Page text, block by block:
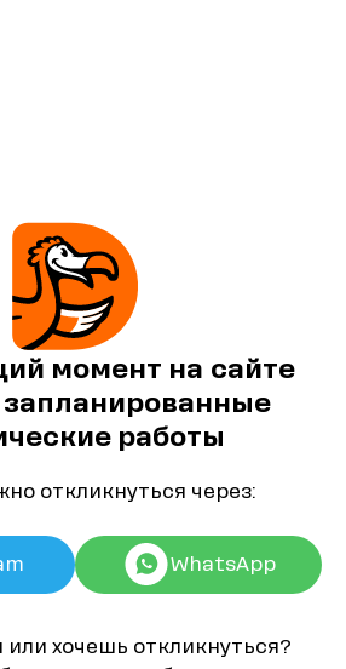
момент на сайте
запланированные
работы
откликнуться через:
WhatsApp
или хочешь откликнуться?